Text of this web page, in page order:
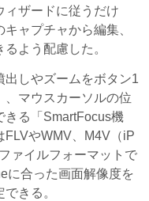
ィザードに従うだけ
ャプチャから編集、
よう配慮した。
しやズームをボタン1
マウスカーソルの位
きる「SmartFocus機
FLVやWMV、M4V（iP
ァイルフォーマットで
に合った画面解像度を
きる。